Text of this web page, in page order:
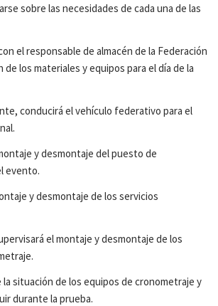
sobre las necesidades de cada una de las
el responsable de almacén de la Federación
de los materiales y equipos para el día de la
conducirá el vehículo federativo para el
y desmontaje del puesto de
evento.
y desmontaje de los servicios
el montaje y desmontaje de los
la situación de los equipos de cronometraje y
durante la prueba.